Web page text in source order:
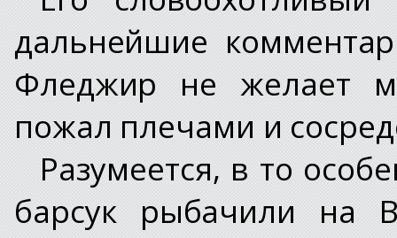
дальнейшие
Фледжир не желает
пожал плечами и
Разумеется, в то
барсук рыбачили на